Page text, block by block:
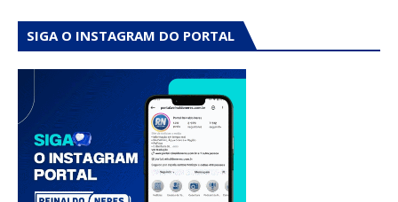
SIGA O INSTAGRAM DO PORTAL